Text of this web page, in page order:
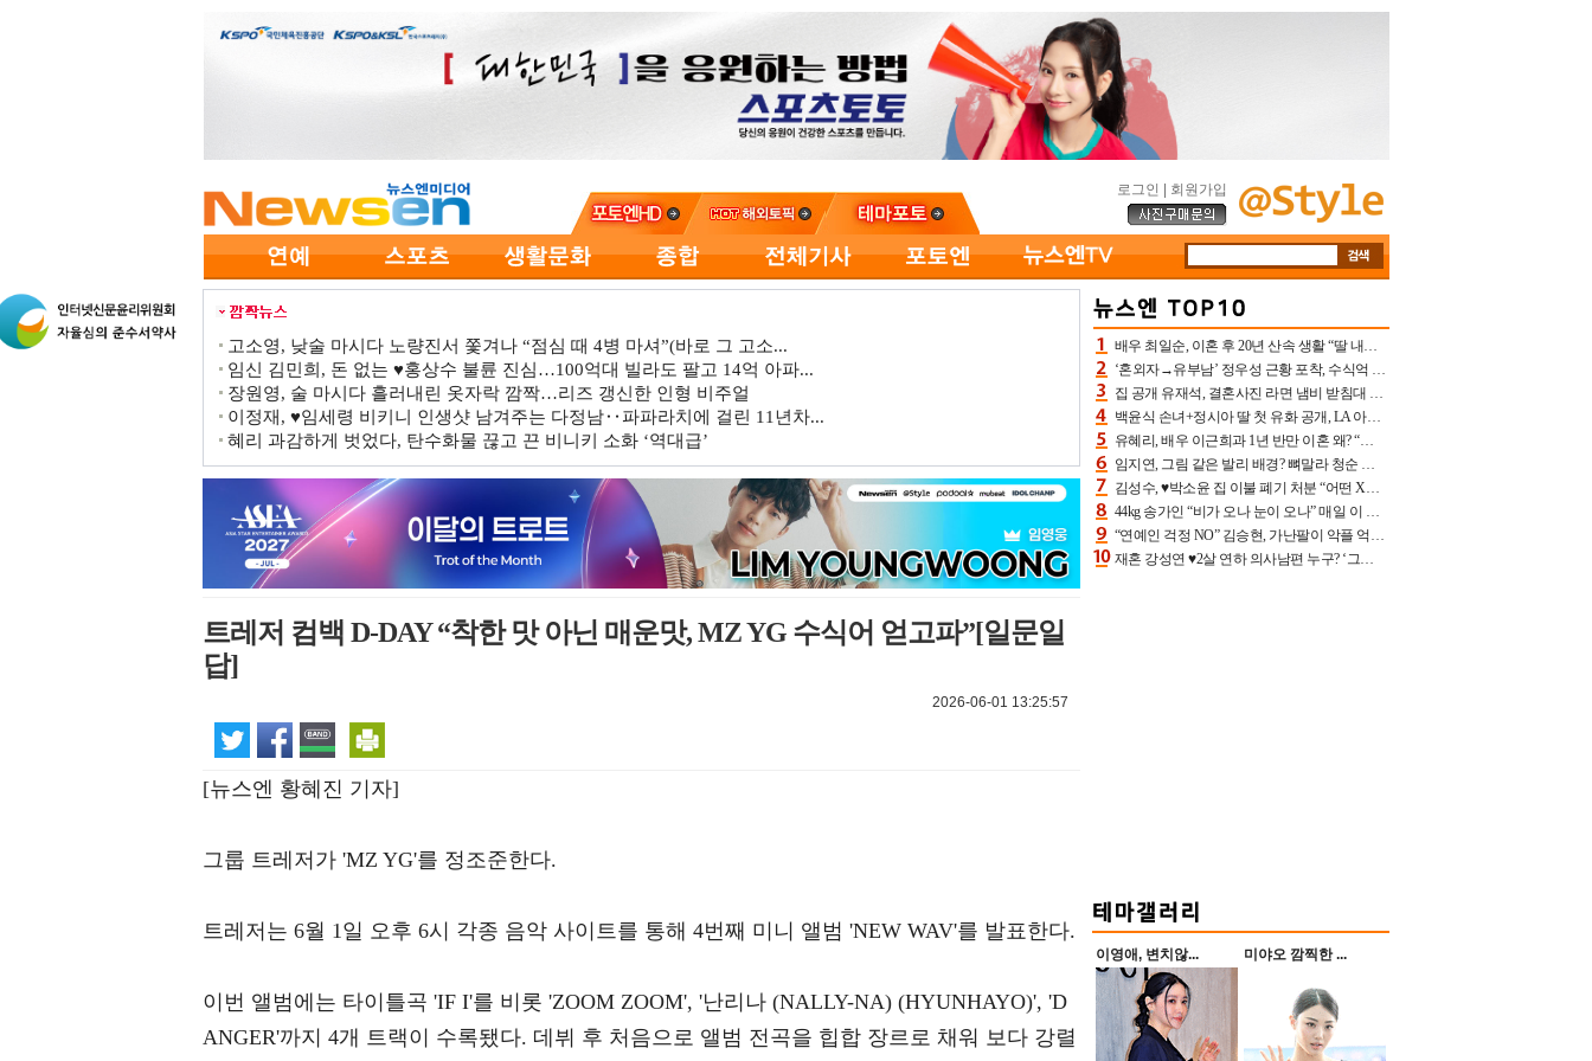
로그인 회원가입
고소영, 낮술 마시다 노량진서 쫓겨나 “점심 때 4병 마셔”(바로 그 고소...
임신 김민희, 돈 없는 ♥홍상수 불륜 진심…100억대 빌라도 팔고 14억 아파...
장원영, 술 마시다 흘러내린 옷자락 깜짝…리즈 갱신한 인형 비주얼
이정재, ♥임세령 비키니 인생샷 남겨주는 다정남‥파파라치에 걸린 11년차...
혜리 과감하게 벗었다, 탄수화물 끊고 끈 비니키 소화 ‘역대급’
트레저 컴백 D-DAY “착한 맛 아닌 매운맛, MZ YG 수식어 얻고파”[일문일
답]
2026-06-01 13:25:57
[뉴스엔 황혜진 기자]
그룹 트레저가 'MZ YG'를 정조준한다.
트레저는 6월 1일 오후 6시 각종 음악 사이트를 통해 4번째 미니 앨범 'NEW WAV'를 발표한다.
이번 앨범에는 타이틀곡 'IF I'를 비롯 'ZOOM ZOOM', '난리나 (NALLY-NA) (HYUNHAYO)', 'D
ANGER'까지 4개 트랙이 수록됐다. 데뷔 후 처음으로 앨범 전곡을 힙합 장르로 채워 보다 강렬
배우 최일순, 이혼 후 20년 산속 생활 “딸 내가 버렸다고 원망‥맘 아파”(특종)[어제TV]
‘혼외자→유부남’ 정우성 근황 포착, 수식억 해킹 피해 후배 만났다 “존경하는”
집 공개 유재석, 결혼사진 라면 냄비 받침대 되고 분노‥가족사진도 피해(놀뭐)[어제TV]
백윤식 손녀+정시아 딸 첫 유화 공개, LA 아트쇼→서울국제조각페스타 작가다운 수준급 실력
유혜리, 배우 이근희과 1년 반만 이혼 왜? “식칼 꽂고 의자 던져” 충격 폭로(특종)[어제TV]
임지연, 그림 같은 발리 배경? 뼈말라 청순 비키니 핏에 상대 안 되네
김성수, ♥박소윤 집 이불 폐기 처분 “어떤 X이랑 썼을지 몰라” 질투(신랑수업2)[어제TV]
44kg 송가인 “비가 오나 눈이 오나” 매일 이 운동, 허벅지 근육량 상승+체지방 감소
“연예인 걱정 NO” 김승현, 가난팔이 악플 억울할만‥아내+딸과 日 여행
재혼 강성연 ♥2살 연하 의사남편 누구? ‘그알’ 자문의에 훈남 비주얼 초엘리트 스펙 [종합]
이영애, 변치않... 미야오 깜찍한 ...